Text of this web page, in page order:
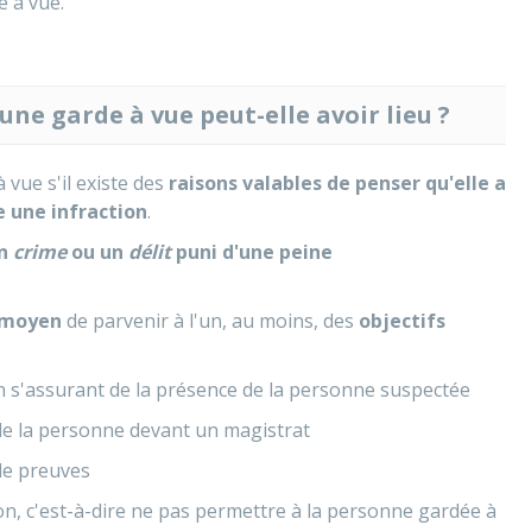
garde à vue peut-elle avoir lieu ?
vue s'il existe des raisons valables de penser qu'elle a
une infraction.
crimeou un délitpuni d'une peine
de parvenir à l'un, au moins, des objectifs
de la présence de la personne suspectée
la personne devant un magistrat
preuves
c'est-à-dire ne pas permettre à la personne gardée à